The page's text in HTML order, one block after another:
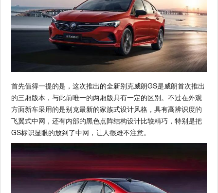
首先值得一提的是，这次推出的全新别克威朗GS是威朗首次推出
的三厢版本，与此前唯一的两厢版具有一定的区别。不过在外观
方面新车采用的是别克最新的家族式设计风格，具有高辨识度的
飞翼式中网，还有内部的黑色点阵结构设计比较精巧，特别是把
GS标识显眼的放到了中网，让人很难不注意。